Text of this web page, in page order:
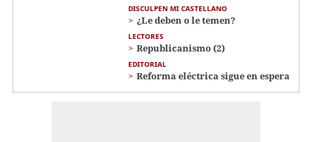
DISCULPEN MI CASTELLANO
¿Le deben o le temen?
LECTORES
Republicanismo (2)
EDITORIAL
Reforma eléctrica sigue en espera